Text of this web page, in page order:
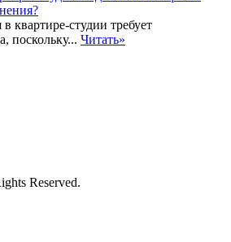
квартире-студии требует
поскольку... Читать»
Reserved.